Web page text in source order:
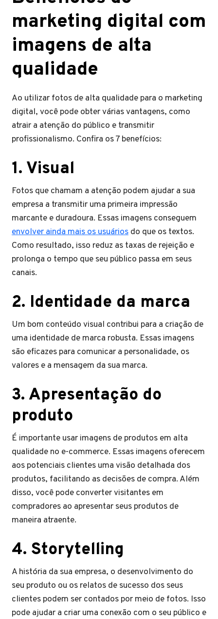
marketing digital com
imagens de alta
qualidade
Ao utilizar fotos de alta qualidade para o marketing
digital, você pode obter várias vantagens, como
atrair a atenção do público e transmitir
profissionalismo. Confira os 7 benefícios:
1. Visual
Fotos que chamam a atenção podem ajudar a sua
empresa a transmitir uma primeira impressão
marcante e duradoura. Essas imagens conseguem
envolver ainda mais os usuários do que os textos.
Como resultado, isso reduz as taxas de rejeição e
prolonga o tempo que seu público passa em seus
canais.
2. Identidade da marca
Um bom conteúdo visual contribui para a criação de
uma identidade de marca robusta. Essas imagens
são eficazes para comunicar a personalidade, os
valores e a mensagem da sua marca.
3. Apresentação do
produto
É importante usar imagens de produtos em alta
qualidade no e-commerce. Essas imagens oferecem
aos potenciais clientes uma visão detalhada dos
produtos, facilitando as decisões de compra. Além
disso, você pode converter visitantes em
compradores ao apresentar seus produtos de
maneira atraente.
4. Storytelling
A história da sua empresa, o desenvolvimento do
seu produto ou os relatos de sucesso dos seus
clientes podem ser contados por meio de fotos. Isso
pode ajudar a criar uma conexão com o seu público e